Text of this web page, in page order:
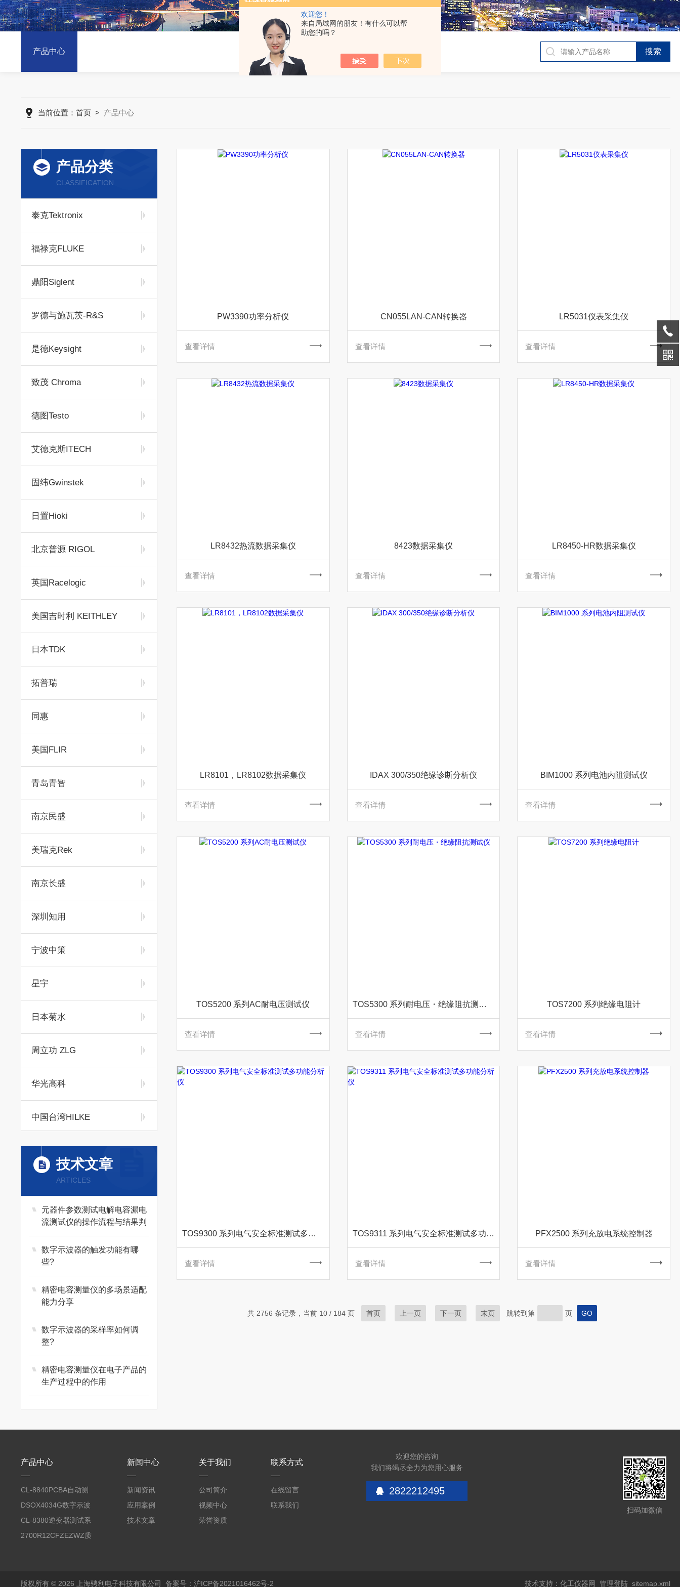
欢迎您！
来自局域网的朋友！有什么可以帮
助您的吗？
产品中心
当前位置： 首页> 产品中心
产品分类
CLASSIFICATION
泰克Tektronix
福禄克FLUKE
鼎阳Siglent
罗德与施瓦茨-R&S
是德Keysight
致茂 Chroma
德图Testo
艾德克斯ITECH
固纬Gwinstek
日置Hioki
北京普源 RIGOL
英国Racelogic
美国吉时利 KEITHLEY
日本TDK
拓普瑞
同惠
美国FLIR
青岛青智
南京民盛
美瑞克Rek
南京长盛
深圳知用
宁波中策
星宇
日本菊水
周立功 ZLG
华光高科
中国台湾HILKE
施耐德
德国 TESTEC
艾默生
远方
华仪EEC
热销产品
自动测试系统ATE
线束线缆测试仪器
自动测试系统
技术文章
ARTICLES
元器件参数测试电解电容漏电
流测试仪的操作流程与结果判
定
数字示波器的触发功能有哪
些?
精密电容测量仪的多场景适配
能力分享
数字示波器的采样率如何调
整?
精密电容测量仪在电子产品的
生产过程中的作用
PW3390功率分析仪
查看详情
CN055LAN-CAN转换器
查看详情
LR5031仪表采集仪
查看详情
LR8432热流数据采集仪
查看详情
8423数据采集仪
查看详情
LR8450-HR数据采集仪
查看详情
LR8101，LR8102数据采集仪
查看详情
IDAX 300/350绝缘诊断分析仪
查看详情
BIM1000 系列电池内阻测试仪
查看详情
TOS5200 系列AC耐电压测试仪
查看详情
TOS5300 系列耐电压・绝缘阻抗测试仪
查看详情
TOS7200 系列绝缘电阻计
查看详情
TOS9300 系列电气安全标准测试多功能分析仪
查看详情
TOS9311 系列电气安全标准测试多功能分析仪
查看详情
PFX2500 系列充放电系统控制器
查看详情
共 2756 条记录，当前 10 / 184 页 首页 上一页 下一页 末页 跳转到第 页
产品中心
CL-8840PCBA自动测
试台系统
DSOX4034G数字示波
器
CL-8380逆变器测试系
统台
2700R12CFZEZWZ质
新闻中心
新闻资讯
应用案例
技术文章
关于我们
公司简介
视频中心
荣誉资质
联系方式
在线留言
联系我们
欢迎您的咨询
我们将竭尽全力为您用心服务
2822212495
扫码加微信
版权所有 © 2026 上海骋利电子科技有限公司 备案号：沪ICP备2021016462号-2 技术支持：化工仪器网 管理登陆 sitemap.xml